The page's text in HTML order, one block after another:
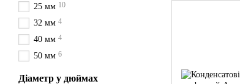
25 мм 10
32 мм 4
40 мм 4
50 мм 6
Діаметр у дюймах